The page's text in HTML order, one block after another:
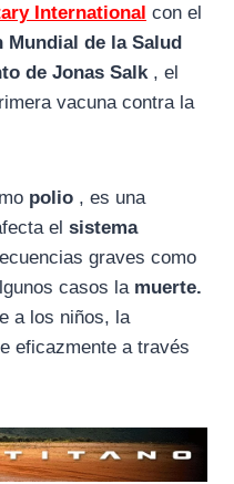
International con el
Mundial de la Salud
de Jonas Salk , el
vacuna contra la
polio , es una
el sistema
graves como
casos la muerte.
a los niños, la
eficazmente a través